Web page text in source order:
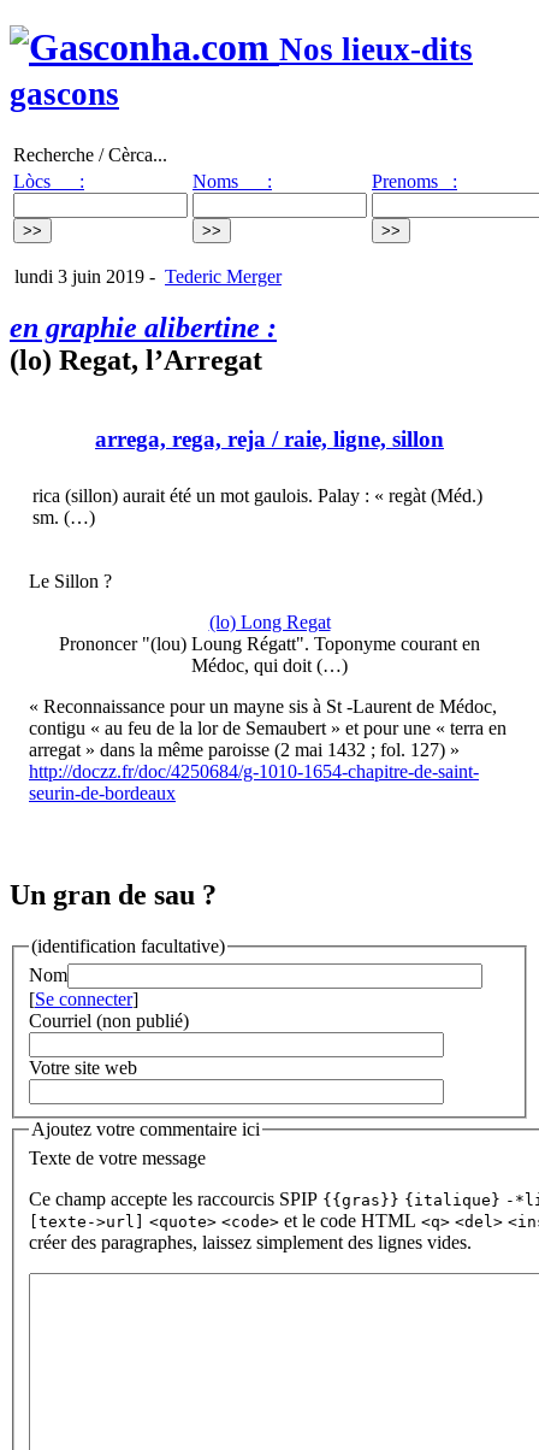
Nos lieux-dits
gascons
Recherche / Cèrca...
Lòcs :
Noms : Prenoms :
lundi 3 juin 2019 - Tederic Merger
en graphie alibertine :
(lo) Regat, l’Arregat
arrega, rega, reja / raie, ligne, sillon
rica (sillon) aurait été un mot gaulois. Palay : « regàt (Méd.)
sm. (…)
Le Sillon ?
(lo) Long Regat
Prononcer "(lou) Loung Régatt". Toponyme courant en
Médoc, qui doit (…)
« Reconnaissance pour un mayne sis à St -Laurent de Médoc,
contigu « au feu de la lor de Semaubert » et pour une « terra en
arregat » dans la même paroisse (2 mai 1432 ; fol. 127) »
http://doczz.fr/doc/4250684/g-1010-1654-chapitre-de-saint-
seurin-de-bordeaux
Un gran de sau ?
(identification facultative)
Nom
[Se connecter]
Courriel (non publié)
Votre site web
Ajoutez votre commentaire ici
Texte de votre message
Ce champ accepte les raccourcis SPIP {{gras}} {italique} -
[texte->url] <quote> <code> et le code HTML <q> <del>
créer des paragraphes, laissez simplement des lignes vides.